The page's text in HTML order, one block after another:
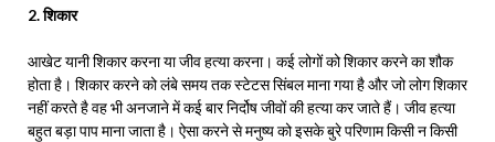
2. शिकार
आखेट यानी शिकार करना या जीव हत्या करना। कई लोगों को शिकार करने का शौक
होता है। शिकार करने को लंबे समय तक स्टेटस सिंबल माना गया है और जो लोग शिकार
नहीं करते है वह भी अनजाने में कई बार निर्दोष जीवों की हत्या कर जाते हैं। जीव हत्या
बहुत बड़ा पाप माना जाता है। ऐसा करने से मनुष्य को इसके बुरे परिणाम किसी न किसी